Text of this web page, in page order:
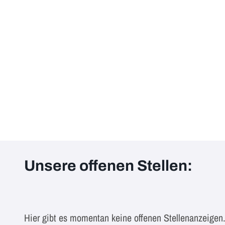
Unsere offenen Stellen:
Hier gibt es momentan keine offenen Stellenanzeigen.